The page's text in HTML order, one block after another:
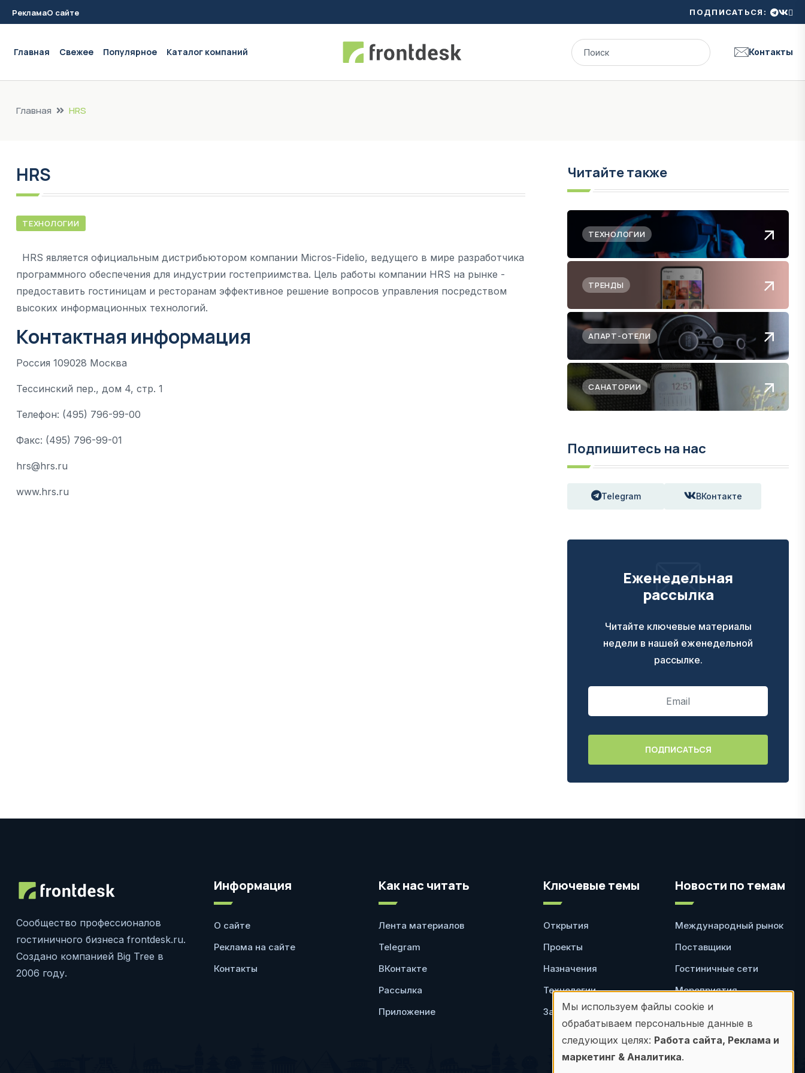
РекламаО сайте ПОДПИСАТЬСЯ:
Главная Свежее Популярное Каталог компаний Контакты
Главная HRS
HRS
ТЕХНОЛОГИИ
HRS является официальным дистрибьютором компании Micros-Fidelio, ведущего в мире разработчика
программного обеспечения для индустрии гостеприимства. Цель работы компании HRS на рынке -
предоставить гостиницам и ресторанам эффективное решение вопросов управления посредством
высоких информационных технологий.
Контактная информация
Россия 109028 Москва
Тессинский пер., дом 4, стр. 1
Телефон: (495) 796-99-00
Факс: (495) 796-99-01
hrs@hrs.ru
www.hrs.ru
Читайте также
ТЕХНОЛОГИИ
ТРЕНДЫ
АПАРТ-ОТЕЛИ
САНАТОРИИ
Подпишитесь на нас
Telegram ВКонтакте
Еженедельная
рассылка
Читайте ключевые материалы
недели в нашей еженедельной
рассылке.
Сообщество профессионалов
гостиничного бизнеса frontdesk.ru.
Создано компанией Big Tree в
2006 году.
Информация
О сайте
Реклама на сайте
Контакты
Как нас читать
Лента материалов
Telegram
ВКонтакте
Рассылка
Приложение
Ключевые темы
Открытия
Проекты
Назначения
Технологии
Законодательство
Новости по темам
Международный рынок
Поставщики
Гостиничные сети
Мероприятия
Ресторан
Использование
персональных
данных
Мы используем файлы cookie и
обрабатываем персональные данные в
следующих целях: Работа сайта, Реклама и
маркетинг & Аналитика.